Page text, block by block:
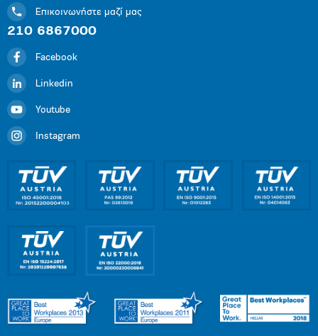
Επικοινωνήστε μαζί μας
210 6867000
Facebook
Linkedin
Youtube
Instagram